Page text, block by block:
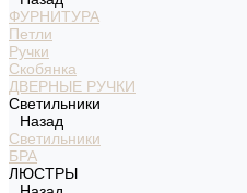
ФУРНИТУРА
Петли
Ручки
Скобянка
ДВЕРНЫЕ РУЧКИ
Светильники
Назад
Светильники
БРА
ЛЮСТРЫ